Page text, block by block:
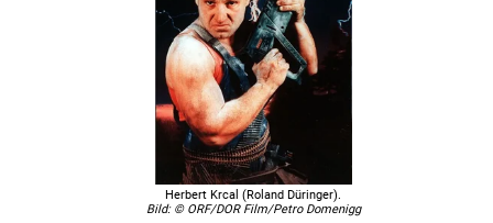
Herbert Krcal (Roland Düringer).
Bild: © ORF/DOR Film/Petro Domenigg